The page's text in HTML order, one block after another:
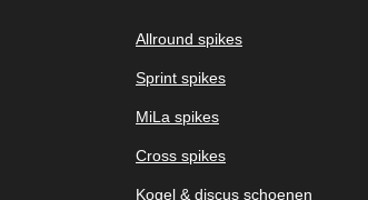
Allround spikes
Sprint spikes
MiLa spikes
Cross spikes
Kogel & discus schoenen